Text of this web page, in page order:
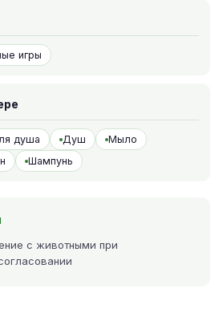
игры
душа Душ
Мыло
Шампунь
с животными при